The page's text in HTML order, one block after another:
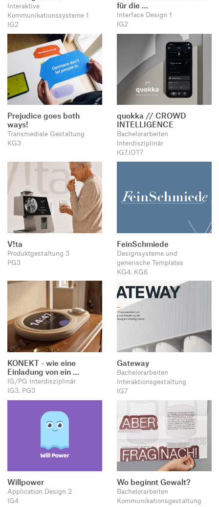
Interaktive
Kommunikationssysteme 1
IG2
für die …
Interface Design 1
IG2
Prejudice goes both
ways!
Transmediale Gestaltung
KG3
quokka // CROWD
INTELLIGENCE
Bachelorarbeiten
Interdisziplinär
IG7,IOT7
V!ta
Produktgestaltung 3
PG3
FeinSchmiede
Designsysteme und
generische Templates
KG4, KG6
KONEKT - wie eine
Einladung von ein …
IG/PG Interdisziplinär
IG3, PG3
Gateway
Bachelorarbeiten
Interaktionsgestaltung
IG7
Willpower
Application Design 2
IG4
Wo beginnt Gewalt?
Bachelorarbeiten
Kommunikationsgestaltung